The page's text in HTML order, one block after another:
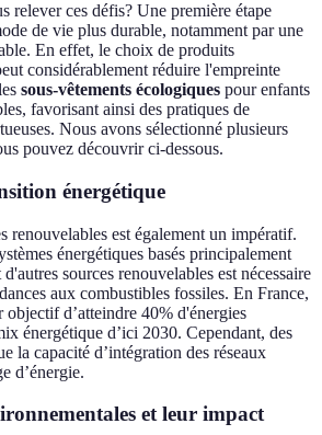
relever ces défis? Une première étape
de vie plus durable, notamment par une
En effet, le choix de produits
considérablement réduire l'empreinte
sous-vêtements écologiques pour enfants
favorisant ainsi des pratiques de
Nous avons sélectionné plusieurs
pouvez découvrir ci-dessous.
énergétique
renouvelables est également un impératif.
énergétiques basés principalement
sources renouvelables est nécessaire
aux combustibles fossiles. En France,
d’atteindre 40% d'énergies
énergétique d’ici 2030. Cependant, des
la capacité d’intégration des réseaux
d’énergie.
et leur impact